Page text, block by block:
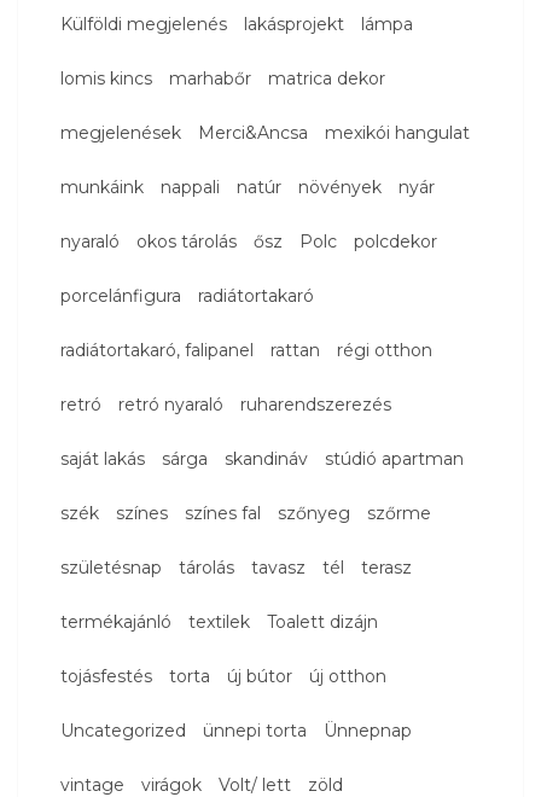
Külföldi megjelenés lakásprojekt lámpa
lomis kincs marhabőr matrica dekor
megjelenések Merci&Ancsa mexikói hangulat
munkáink nappali natúr növények nyár
nyaraló okos tárolás ősz Polc polcdekor
porcelánfigura radiátortakaró
radiátortakaró, falipanel rattan régi otthon
retró retró nyaraló ruharendszerezés
saját lakás sárga skandináv stúdió apartman
szék színes színes fal szőnyeg szőrme
születésnap tárolás tavasz tél terasz
termékajánló textilek Toalett dizájn
tojásfestés torta új bútor új otthon
Uncategorized ünnepi torta Ünnepnap
vintage virágok Volt/ lett zöld